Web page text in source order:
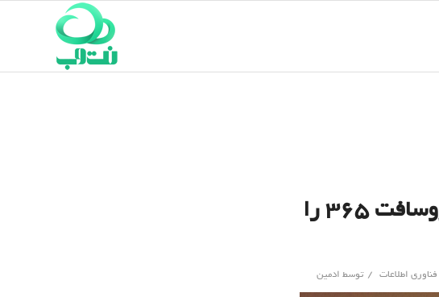
مایکروسافت قیمت آفیس ۳۶۵ و مایکروسافت ۳۶۵ را
فناوری اطلاعات / توسط ادمین